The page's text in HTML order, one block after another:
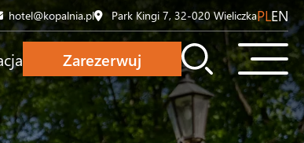
hotel@kopalnia.pl Park Kingi 7, 32-020 Wieliczka EN
PL
Zarezerwuj